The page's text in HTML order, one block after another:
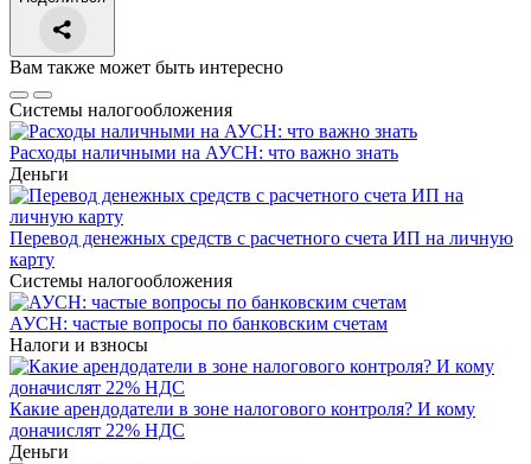
Вам также может быть интересно
Системы налогообложения
Расходы наличными на АУСН: что важно знать
Деньги
Перевод денежных средств с расчетного счета ИП на личную
карту
Системы налогообложения
АУСН: частые вопросы по банковским счетам
Налоги и взносы
Какие арендодатели в зоне налогового контроля? И кому
доначислят 22% НДС
Деньги